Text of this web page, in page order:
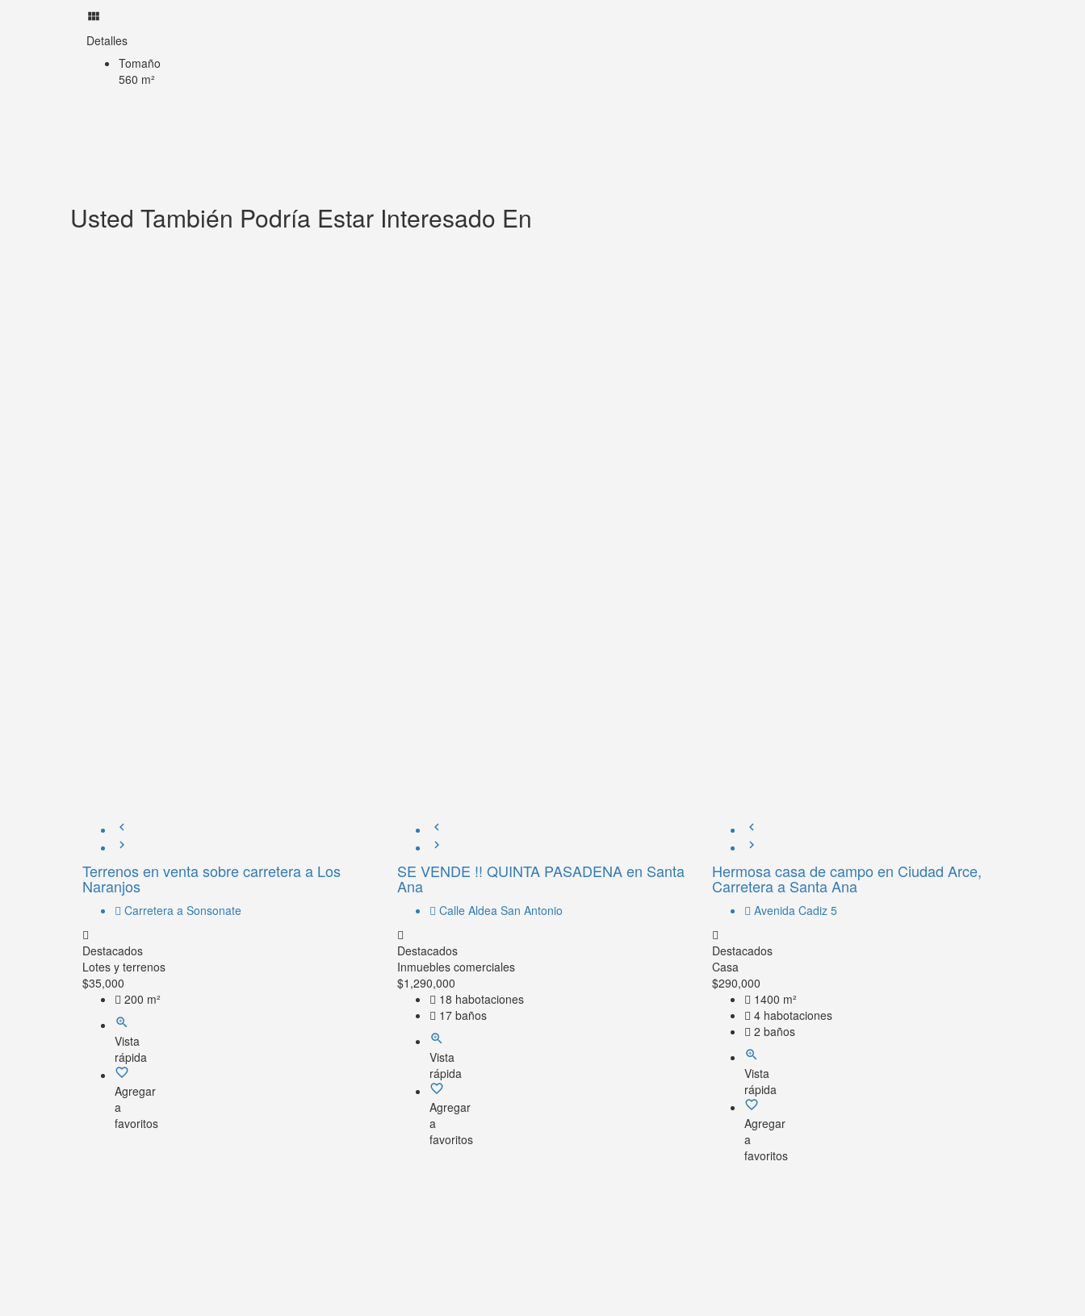
Detalles
Tomaño
560 m²
Usted También Podría Estar Interesado En
Terrenos en venta sobre carretera a Los
Naranjos
Carretera a Sonsonate
Destacados
Lotes y terrenos
$35,000
200 m²
Vista
rápida
Agregar
a
favoritos
SE VENDE !! QUINTA PASADENA en Santa
Ana
Calle Aldea San Antonio
Destacados
Inmuebles comerciales
$1,290,000
18 habotaciones
17 baños
Vista
rápida
Agregar
a
favoritos
Hermosa casa de campo en Ciudad Arce,
Carretera a Santa Ana
Avenida Cadiz 5
Destacados
Casa
$290,000
1400 m²
4 habotaciones
2 baños
Vista
rápida
Agregar
a
favoritos